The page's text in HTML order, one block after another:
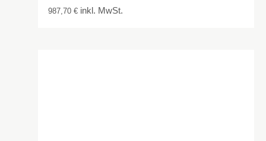
987,70€ inkl. MwSt.